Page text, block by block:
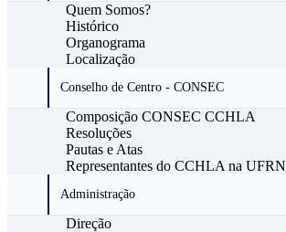
Quem Somos?
Histórico
Organograma
Localização
Conselho de Centro - CONSEC
Composição CONSEC CCHLA
Resoluções
Pautas e Atas
Representantes do CCHLA na UFRN
Administração
Direção